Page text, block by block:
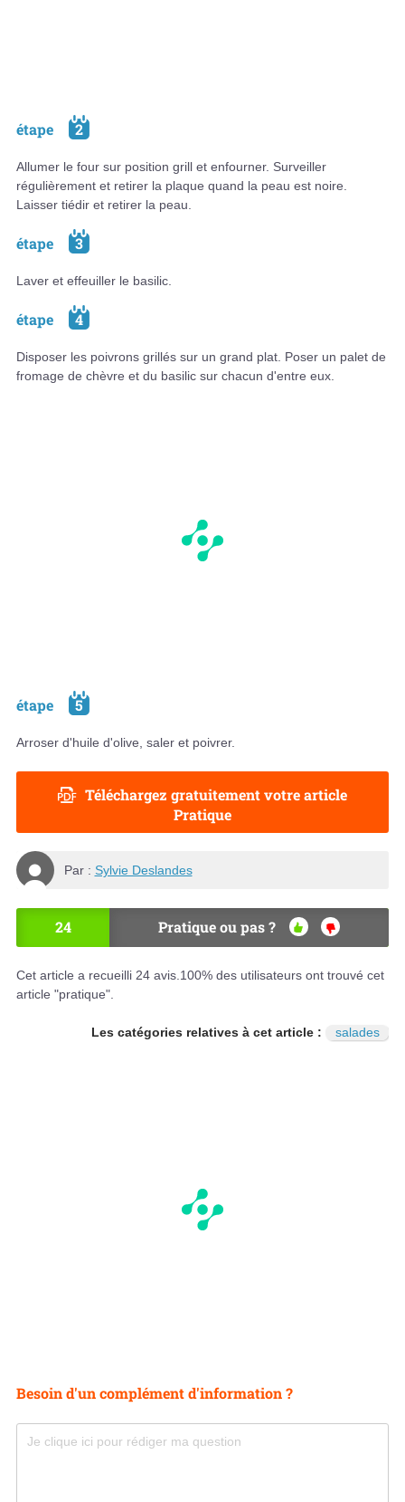
étape 2
Allumer le four sur position grill et enfourner. Surveiller
régulièrement et retirer la plaque quand la peau est noire.
Laisser tiédir et retirer la peau.
étape 3
Laver et effeuiller le basilic.
étape 4
Disposer les poivrons grillés sur un grand plat. Poser un palet de
fromage de chèvre et du basilic sur chacun d'entre eux.
étape 5
Arroser d'huile d'olive, saler et poivrer.
Téléchargez gratuitement votre article
Pratique
Par : Sylvie Deslandes
24 Pratique ou pas ?
OU
NO
N
Cet article a recueilli 24 avis. 100% des utilisateurs ont trouvé cet
article "pratique".
Les catégories relatives à cet article : salades
Besoin d'un complément d'information ?